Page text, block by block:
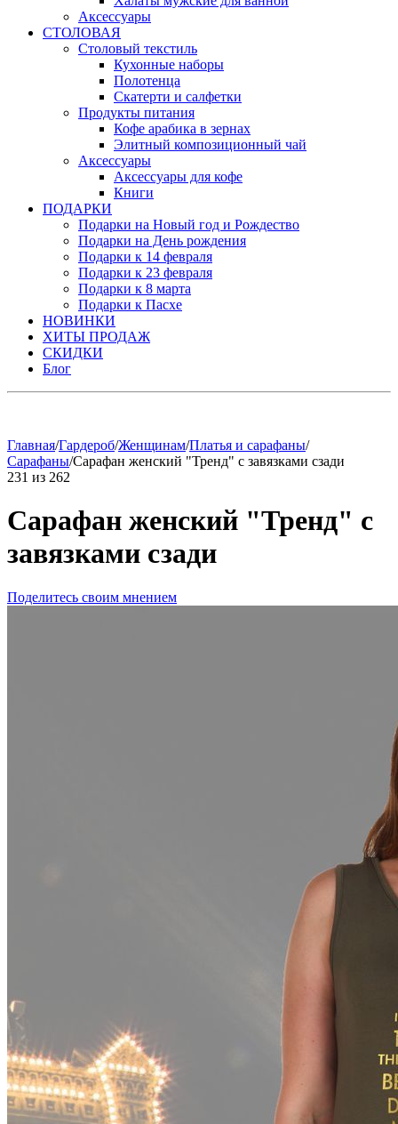
Аксессуары
СТОЛОВАЯ
Столовый текстиль
Кухонные наборы
Полотенца
Скатерти и салфетки
Продукты питания
Кофе арабика в зернах
Элитный композиционный чай
Аксессуары
Аксессуары для кофе
Книги
ПОДАРКИ
Подарки на Новый год и Рождество
Подарки на День рождения
Подарки к 14 февраля
Подарки к 23 февраля
Подарки к 8 марта
Подарки к Пасхе
НОВИНКИ
ХИТЫ ПРОДАЖ
СКИДКИ
Блог
Главная/Гардероб/Женщинам/Платья и сарафаны/
Сарафаны/Сарафан женский "Тренд" с завязками сзади
231 из 262
Сарафан женский "Тренд" с
завязками сзади
Поделитесь своим мнением